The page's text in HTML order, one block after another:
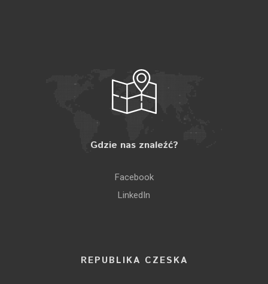
Gdzie nas znaleźć?
Facebook
LinkedIn
REPUBLIKA CZESKA